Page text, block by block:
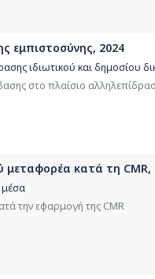
εμπιστοσύνης, 2024
ιδιωτικού και δημοσίου
στο πλαίσιο
μεταφορέα κατά τη CMR,
μέσα
την εφαρμογή της CMR